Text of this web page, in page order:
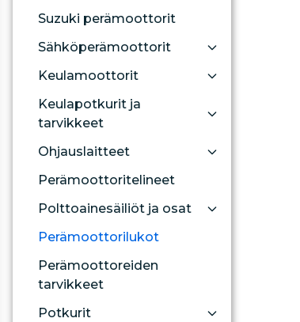
Suzuki perämoottorit
Sähköperämoottorit
Keulamoottorit
Keulapotkurit ja
tarvikkeet
Ohjauslaitteet
Perämoottoritelineet
Polttoainesäiliöt ja osat
Perämoottorilukot
Perämoottoreiden
tarvikkeet
Potkurit